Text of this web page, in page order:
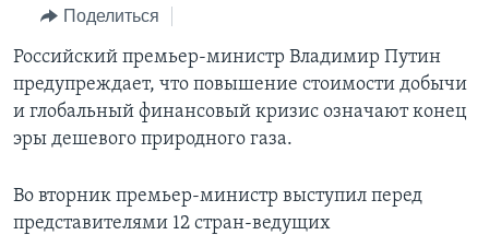
навигации
Перейти
поиск
ИТОГИ
ПОЧЕМУ ЭТО ВАЖНО?
ДИСКУССИЯ VOA
ДЕТАЛИ
АМЕРИКА. БОЛЬШОЕ ПУТЕШЕСТВИЕ
НАША АМЕРИКАНСКАЯ ИСТОРИЯ
А КАК В АМЕРИКЕ?
АРТЕФАКТЫ
АМЕРИКАНСКИЕ ГОРОДКИ
ИНТЕРВЬЮ
ФАКТЫ ПРОТИВ ФЕЙКОВ
ЗА СВОБОДУ ПРЕССЫ
УЧИМ АНГЛИЙСКИЙ
ПОДПИСКА НА НОВОСТИ
Поделиться
Российский премьер-министр Владимир Путин
предупреждает, что повышение стоимости добычи
и глобальный финансовый кризис означают конец
эры дешевого природного газа.
Во вторник премьер-министр выступил перед
представителями 12 стран-ведущих